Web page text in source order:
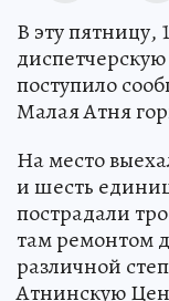
В эту
поступило
Малая Атня
На место
и шесть
пострадали
там ремонтом
различной
Атнинскую